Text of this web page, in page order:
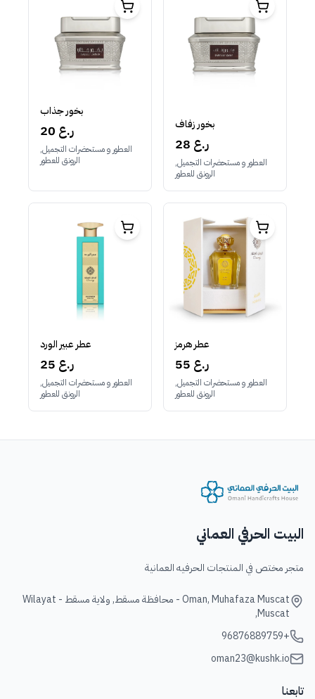
بخور جذاب
20 ر.ع
العطور و مستحضرات التجميل,
الرونق للعطور
بخور زفاف
28 ر.ع
العطور و مستحضرات التجميل,
الرونق للعطور
عطر عبير الورد
25 ر.ع
العطور و مستحضرات التجميل,
الرونق للعطور
عطر هرمز
55 ر.ع
العطور و مستحضرات التجميل,
الرونق للعطور
البيت الحرفي العماني
متجر مختص في المنتجات الحرفيه العمانية
Oman, Muhafaza Muscat - محافظة مسقط, ولاية مسقط - Wilayat
Muscat,
+96876889759
oman23@kushk.io
تابعنا